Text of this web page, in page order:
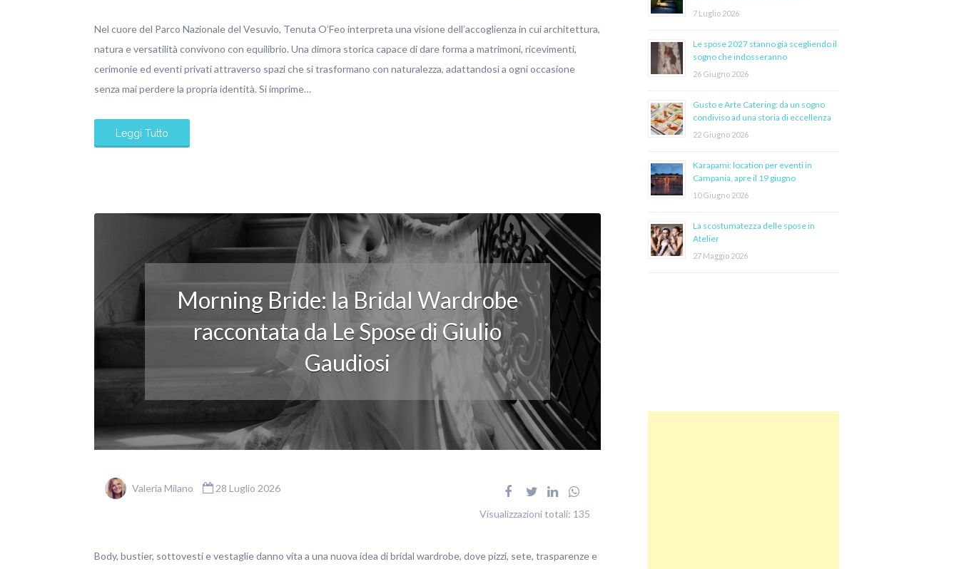
Nel cuore del Parco Nazionale del Vesuvio, Tenuta O’Feo interpreta una visione dell’accoglienza in cui architettura,
natura e versatilità convivono con equilibrio. Una dimora storica capace di dare forma a matrimoni, ricevimenti,
cerimonie ed eventi privati attraverso spazi che si trasformano con naturalezza, adattandosi a ogni occasione
senza mai perdere la propria identità. Si imprime…
Leggi Tutto
Morning Bride: la Bridal Wardrobe
raccontata da Le Spose di Giulio
Gaudiosi
Valeria Milano 28 Luglio 2026
Visualizzazioni totali: 135
Body, bustier, sottovesti e vestaglie danno vita a una nuova idea di bridal wardrobe, dove pizzi, sete, trasparenze e
7 Luglio 2026
Le spose 2027 stanno già scegliendo il
sogno che indosseranno
26 Giugno 2026
Gusto e Arte Catering: da un sogno
condiviso ad una storia di eccellenza
22 Giugno 2026
Karapami: location per eventi in
Campania, apre il 19 giugno
10 Giugno 2026
La scostumatezza delle spose in
Atelier
27 Maggio 2026